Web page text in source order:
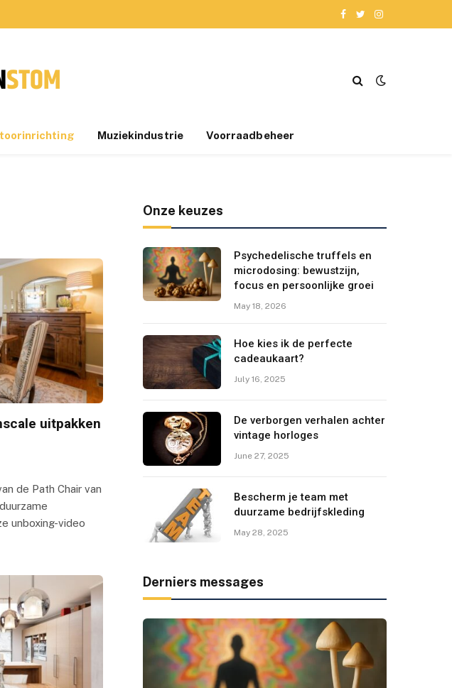
Facebook
TwitterInstagram
Muziekindustrie Voorraadbeheer
uitpakken
de Path Chair van
unboxing-video
Onze keuzes
Psychedelische truffels en
microdosing: bewustzijn,
focus en persoonlijke groei
May 18, 2026
Hoe kies ik de perfecte
cadeaukaart?
July 16, 2025
De verborgen verhalen achter
vintage horloges
June 27, 2025
Bescherm je team met
duurzame bedrijfskleding
May 28, 2025
Derniers messages